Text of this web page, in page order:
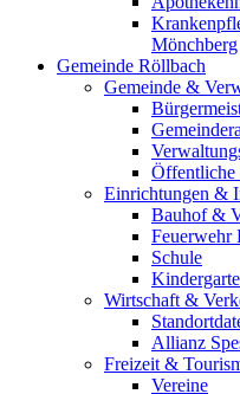
Mönchberg
Gemeinde Röllbach
Gemeinde &
Öffentliche
Einrichtungen &
Bauhof &
Feuerwehr
Schule
Wirtschaft &
Allianz
Freizeit &
Vereine